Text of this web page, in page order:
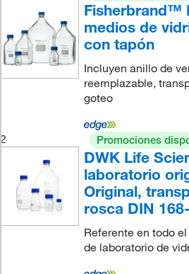
Fisherbrand™
medios de
con tapón
Incluyen anillo de
reemplazable,
goteo
2 Promociones
DWK Life
laboratorio
Original,
rosca DIN
Referente en todo
de laboratorio de